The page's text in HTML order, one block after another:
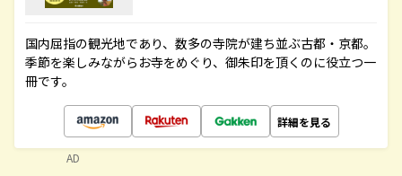
国内屈指の観光地であり、数多の寺院が建ち並ぶ古都・京都。
季節を楽しみながらお寺をめぐり、御朱印を頂くのに役立つ一
冊です。
詳細を見る
AD